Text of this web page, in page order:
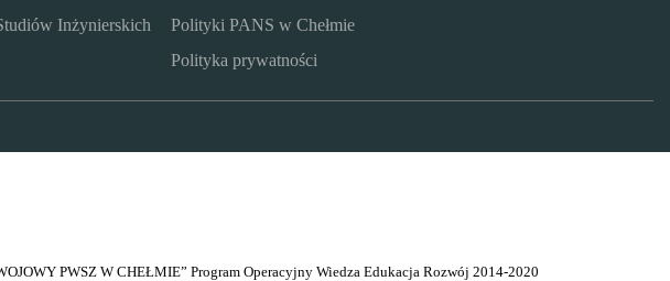
Inżynierskich
Polityki PANS w Chełmie
Polityka prywatności
PWSZ W CHEŁMIE” Program Operacyjny Wiedza Edukacja Rozwój 2014-2020